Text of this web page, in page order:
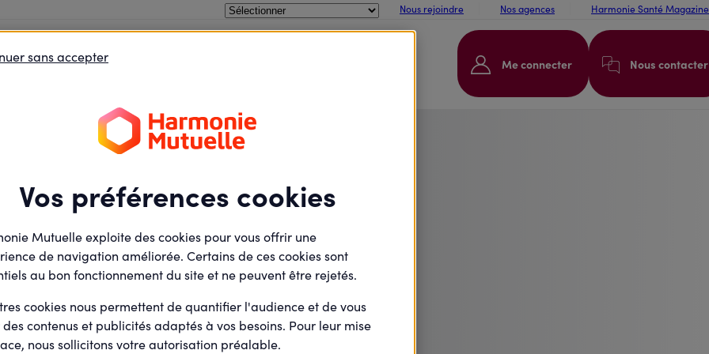
le débat Je défends des projets Me connecter Nous contacter
Nous rejoindre Nos agences Harmonie Santé Magazine
santé entrepreneurs - Découvrez les 7 lauréats nationaux 2026 !
la
Vos préférences cookies
Mutuelle exploite des cookies pour vous offrir une
de navigation améliorée. Certains de ces cookies sont
au bon fonctionnement du site et ne peuvent être rejetés.
cookies nous permettent de quantifier l'audience et de vous
contenus et publicités adaptés à vos besoins. Pour leur mise
nous sollicitons votre autorisation préalable.
sans accepter